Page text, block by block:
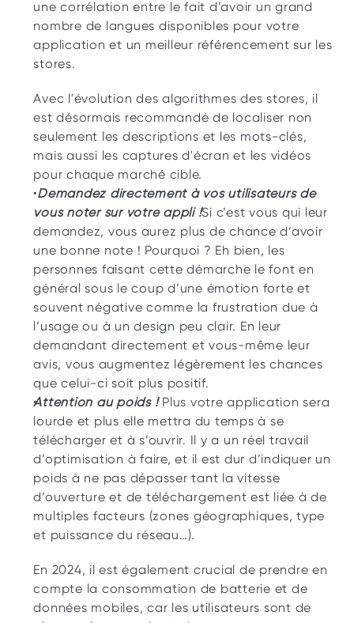
une corrélation entre le fait d’avoir un grand
nombre de langues disponibles pour votre
application et un meilleur référencement sur les
stores.
Avec l'évolution des algorithmes des stores, il
est désormais recommandé de localiser non
seulement les descriptions et les mots-clés,
mais aussi les captures d'écran et les vidéos
pour chaque marché cible.
Demandez directement à vos utilisateurs de
vous noter sur votre appli !Si c’est vous qui leur
demandez, vous aurez plus de chance d’avoir
une bonne note ! Pourquoi ? Eh bien, les
personnes faisant cette démarche le font en
général sous le coup d’une émotion forte et
souvent négative comme la frustration due à
l’usage ou à un design peu clair. En leur
demandant directement et vous-même leur
avis, vous augmentez légèrement les chances
que celui-ci soit plus positif.
Attention au poids ! Plus votre application sera
lourde et plus elle mettra du temps à se
télécharger et à s’ouvrir. Il y a un réel travail
d’optimisation à faire, et il est dur d’indiquer un
poids à ne pas dépasser tant la vitesse
d’ouverture et de téléchargement est liée à de
multiples facteurs (zones géographiques, type
et puissance du réseau…).
En 2024, il est également crucial de prendre en
compte la consommation de batterie et de
données mobiles, car les utilisateurs sont de